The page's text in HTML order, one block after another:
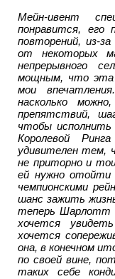
Мейн-ивент
понравится, его
повторений, из-
от некоторых
непрерывного
мощным, что эта
мои
насколько
препятствий,
чтобы
Королевой
удивителен тем,
не приторно и
ей нужно отойти
чемпионскими
шанс зажить
теперь Шарлотт
хочется
хочется
она, в конечном
по своей вине,
таких себе